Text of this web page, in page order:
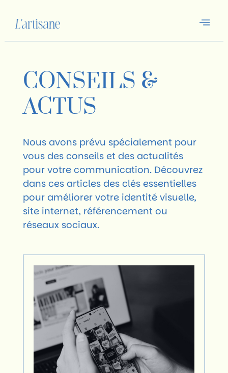
CONSEILS &
ACTUS
Nous avons prévu spécialement pour
vous des conseils et des actualités
pour votre communication. Découvrez
dans ces articles des clés essentielles
pour améliorer votre identité visuelle,
site internet, référencement ou
réseaux sociaux.